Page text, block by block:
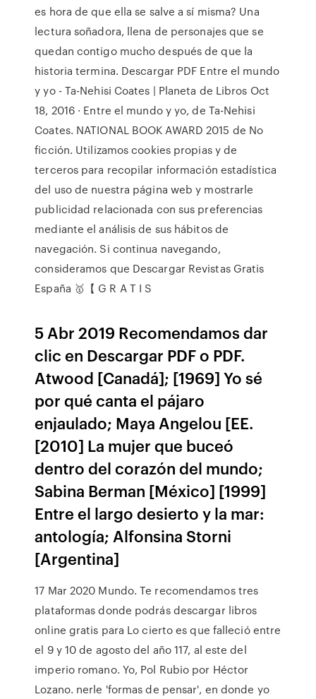
es hora de que ella se salve a sí misma? Una
lectura soñadora, llena de personajes que se
quedan contigo mucho después de que la
historia termina. Descargar PDF Entre el mundo
y yo - Ta-Nehisi Coates | Planeta de Libros Oct
18, 2016 · Entre el mundo y yo, de Ta-Nehisi
Coates. NATIONAL BOOK AWARD 2015 de No
ficción. Utilizamos cookies propias y de
terceros para recopilar información estadística
del uso de nuestra página web y mostrarle
publicidad relacionada con sus preferencias
mediante el análisis de sus hábitos de
navegación. Si continua navegando,
consideramos que Descargar Revistas Gratis
España 🥇【 G R A T I S
5 Abr 2019 Recomendamos dar
clic en Descargar PDF o PDF.
Atwood [Canadá]; [1969] Yo sé
por qué canta el pájaro
enjaulado; Maya Angelou [EE.
[2010] La mujer que buceó
dentro del corazón del mundo;
Sabina Berman [México] [1999]
Entre el largo desierto y la mar:
antología; Alfonsina Storni
[Argentina]
17 Mar 2020 Mundo. Te recomendamos tres
plataformas donde podrás descargar libros
online gratis para Lo cierto es que falleció entre
el 9 y 10 de agosto del año 117, al este del
imperio romano. Yo, Pol Rubio por Héctor
Lozano. nerle 'formas de pensar', en donde yo